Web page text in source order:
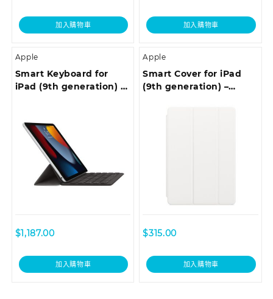
加入購物車 加入購物車
Apple
Smart Keyboard for
iPad (9th generation) –
$1,187.00
加入購物車
Apple
Smart Cover for iPad
(9th generation) –
$315.00
加入購物車